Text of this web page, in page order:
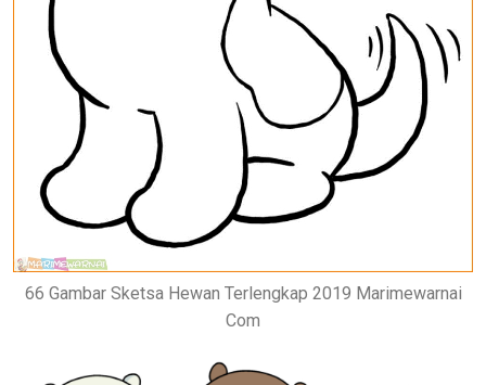
66 Gambar Sketsa Hewan Terlengkap 2019 Marimewarnai
Com